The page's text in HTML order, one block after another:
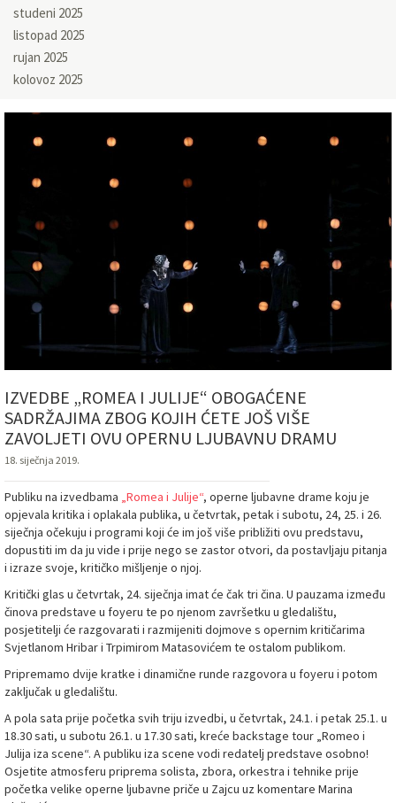
studeni 2025
listopad 2025
rujan 2025
kolovoz 2025
IZVEDBE „ROMEA I JULIJE“ OBOGAĆENE
SADRŽAJIMA ZBOG KOJIH ĆETE JOŠ VIŠE
ZAVOLJETI OVU OPERNU LJUBAVNU DRAMU
18. siječnja 2019.
Publiku na izvedbama „Romea i Julije“, operne ljubavne drame koju je
opjevala kritika i oplakala publika, u četvrtak, petak i subotu, 24, 25. i 26.
siječnja očekuju i programi koji će im još više približiti ovu predstavu,
dopustiti im da ju vide i prije nego se zastor otvori, da postavljaju pitanja
i izraze svoje, kritičko mišljenje o njoj.
Kritički glas u četvrtak, 24. siječnja imat će čak tri čina. U pauzama između
činova predstave u foyeru te po njenom završetku u gledalištu,
posjetitelji će razgovarati i razmijeniti dojmove s opernim kritičarima
Svjetlanom Hribar i Trpimirom Matasovićem te ostalom publikom.
Pripremamo dvije kratke i dinamične runde razgovora u foyeru i potom
zaključak u gledalištu.
A pola sata prije početka svih triju izvedbi, u četvrtak, 24.1. i petak 25.1. u
18.30 sati, u subotu 26.1. u 17.30 sati, kreće backstage tour „Romeo i
Julija iza scene“. A publiku iza scene vodi redatelj predstave osobno!
Osjetite atmosferu priprema solista, zbora, orkestra i tehnike prije
početka velike operne ljubavne priče u Zajcu uz komentare Marina